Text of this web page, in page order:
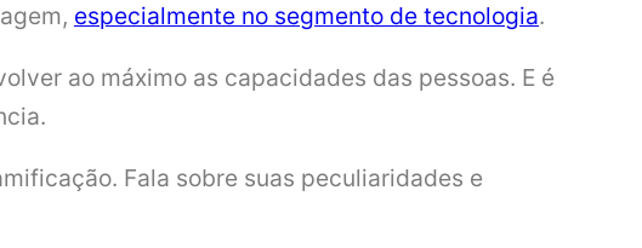
especialmente no segmento de tecnologia.
ao máximo as capacidades das pessoas. E é
Fala sobre suas peculiaridades e